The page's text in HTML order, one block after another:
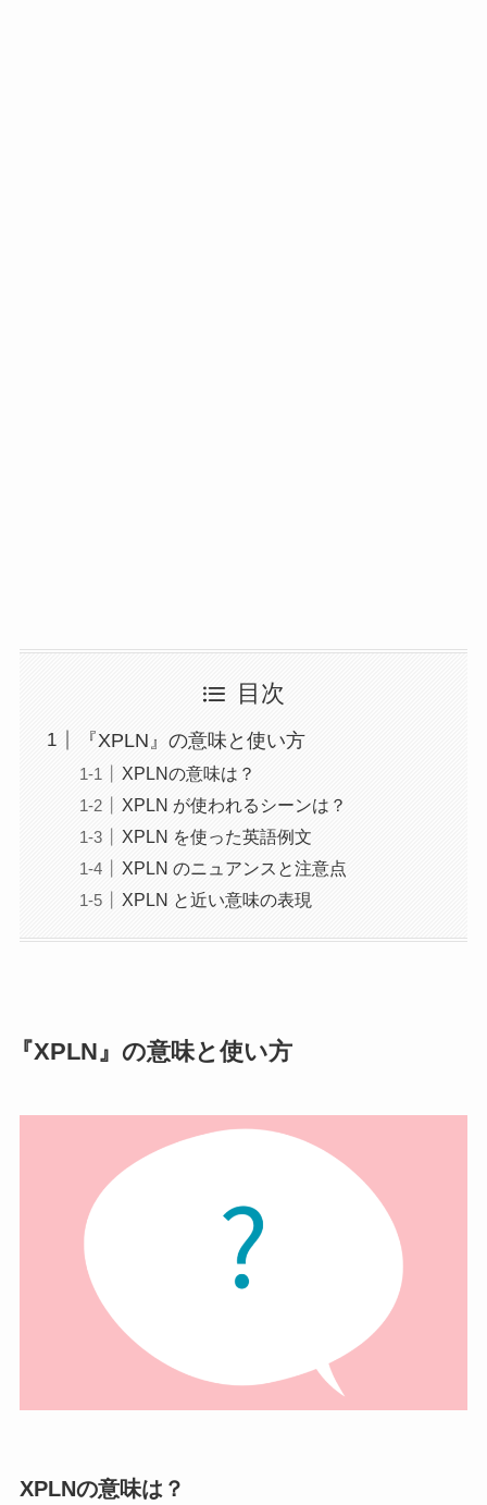
目次
『XPLN』の意味と使い方
XPLNの意味は？
XPLN が使われるシーンは？
XPLN を使った英語例文
XPLN のニュアンスと注意点
XPLN と近い意味の表現
『XPLN』の意味と使い方
XPLNの意味は？